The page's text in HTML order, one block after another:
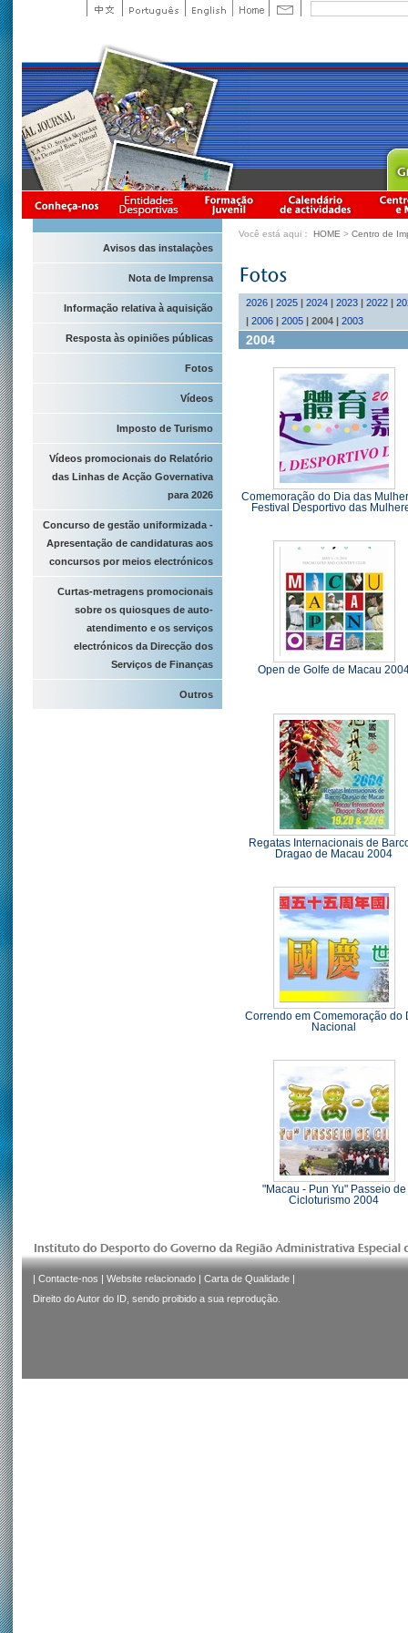
Avisos das instalaçòes
Nota de Imprensa
Informação relativa à aquisição
Resposta às opiniões públicas
Fotos
Vídeos
Imposto de Turismo
Vídeos promocionais do Relatório
das Linhas de Acção Governativa
para 2026
Concurso de gestão uniformizada -
Apresentação de candidaturas aos
concursos por meios electrónicos
Curtas-metragens promocionais
sobre os quiosques de auto-
atendimento e os serviços
electrónicos da Direcção dos
Serviços de Finanças
Outros
Você está aqui： HOME > Centro de
2026 | 2025 | 2024 | 2023 | 2022 |
| 2006 | 2005 | 2004 | 2003
2004
Comemoração do Dia das
Festival Desportivo das
Open de Golfe de Macau
Regatas Internacionais de
Dragao de Macau 2004
Correndo em Comemoração do
Nacional
"Macau - Pun Yu" Passeio de
Cicloturismo 2004
| Contacte-nos | Website relacionado | Carta de Qualidade |
Direito do Autor do ID, sendo proibido a sua reprodução.